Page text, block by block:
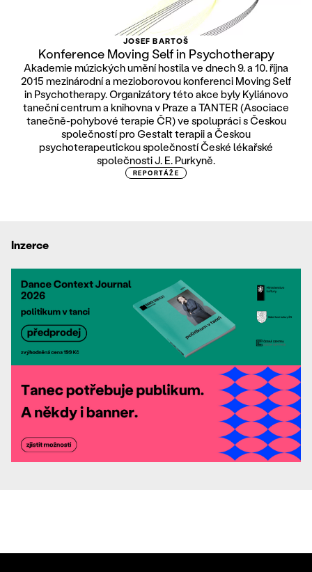
JOSEF BARTOŠ
Konference Moving Self in Psychotherapy
Akademie múzických umění hostila ve dnech 9. a 10. října
2015 mezinárodní a mezioborovou konferenci Moving Self
in Psychotherapy. Organizátory této akce byly Kyliánovo
taneční centrum a knihovna v Praze a TANTER (Asociace
tanečně-pohybové terapie ČR) ve spolupráci s Českou
společností pro Gestalt terapii a Českou
psychoterapeutickou společností České lékařské
společnosti J. E. Purkyně.
REPORTÁŽE
Inzerce